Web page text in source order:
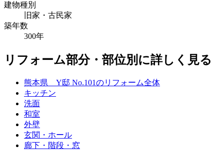
建物種別
旧家・古民家
築年数
300年
リフォーム部分・部位別に詳しく見る
熊本県 Y邸 No.101のリフォーム全体
キッチン
洗面
和室
外壁
玄関・ホール
廊下・階段・窓